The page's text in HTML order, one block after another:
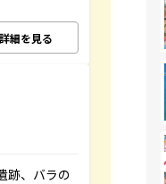
詳細を見る
跡、バラの